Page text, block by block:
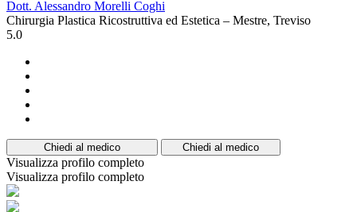
Dott. Alessandro Morelli Coghi
Chirurgia Plastica Ricostruttiva ed Estetica – Mestre, Treviso
5.0
Chiedi al medico Chiedi al medico
Visualizza profilo completo
Visualizza profilo completo